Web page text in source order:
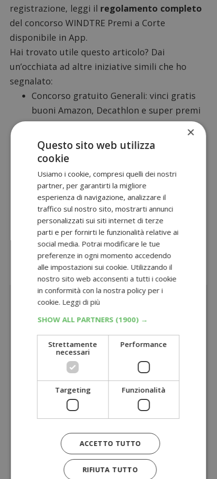
registrazione, leggi il regolamento completo
del concorso WINDTRE Premi a Corte
disponibile in App.
Hai trovato utile questo articolo? Dai
un’occhiata ad altre iniziative simili che ho
segnalato:
Concorso gratuito Generali: vinci gratis
buoni Amazon, Decathlon e super premi
Concorso Fanta Carrello 2026: vinci gratis
364 forniture di prodotti!
Concorso AMC “Vinci l’eccellenza”: vinci
gratis utensili per la cucina
Concorso Tim ti porta a Sanremo 2026
inviti per la serata e videochiamate con i
protagonisti!
Oppure, visita la sezione dedicata a tutti
concorsi giornalieri gratuiti
Sponsorizzato:
×
Questo sito web utilizza
cookie
Usiamo i cookie, compresi quelli dei nostri
partner, per garantirti la migliore
esperienza di navigazione, analizzare il
traffico sul nostro sito, mostrarti annunci
personalizzati sui siti internet di terze
parti e per fornirti le funzionalità relative ai
social media. Potrai modificare le tue
preferenze in ogni momento accedendo
alle impostazioni sui cookie. Utilizzando il
nostro sito web acconsenti a tutti i cookie
in conformità con la nostra policy per i
cookie. Leggi di più
SHOW ALL PARTNERS (1900) →
Strettamente
necessari
Performance
Targeting Funzionalità
ACCETTO TUTTO
RIFIUTA TUTTO